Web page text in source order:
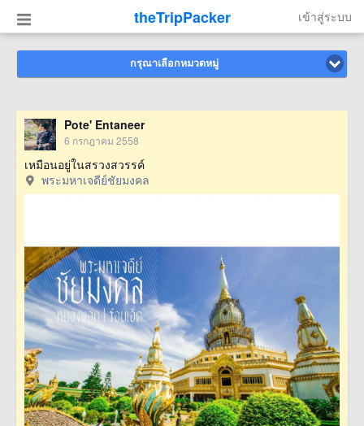
theTripPacker เข้าสู่ระบบ
กรุณาเลือกหมวดหมู่
Pote' Entaneer
6 กรกฎาคม 2558
เหมือนอยู่ในสรวงสวรรค์
พระมหาเจดีย์ชัยมงคล